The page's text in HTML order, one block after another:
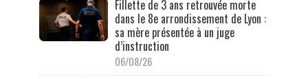
Fillette de 3 ans retrouvée morte
dans le 8e arrondissement de Lyon :
sa mère présentée à un juge
d’instruction
06/08/26